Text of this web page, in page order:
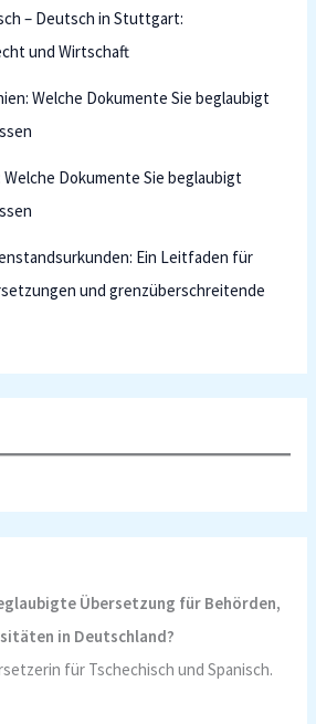
– Deutsch in Stuttgart:
und Wirtschaft
Welche Dokumente Sie beglaubigt
Welche Dokumente Sie beglaubigt
Ein Leitfaden für
und grenzüberschreitende
Übersetzung für Behörden,
in Deutschland?
für Tschechisch und Spanisch.